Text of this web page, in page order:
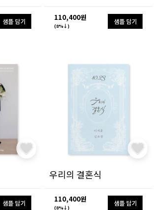
샘플 담기 110,400원
(8%↓)
샘플 담기
샘플 담기
우리의 결혼식
110,400원
(8%↓)
샘플 담기